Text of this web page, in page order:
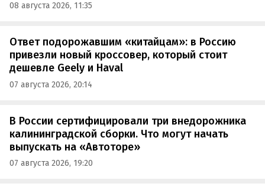
08 августа 2026, 11:35
Ответ подорожавшим «китайцам»: в Россию
привезли новый кроссовер, который стоит
дешевле Geely и Haval
07 августа 2026, 20:14
В России сертифицировали три внедорожника
калининградской сборки. Что могут начать
выпускать на «Автоторе»
07 августа 2026, 19:20